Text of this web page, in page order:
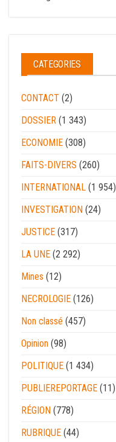
CATEGORIES
CONTACT (2)
DOSSIER (1 343)
ECONOMIE (308)
FAITS-DIVERS (260)
INTERNATIONAL (1 954)
INVESTIGATION (24)
JUSTICE (317)
LA UNE (2 292)
Mines (12)
NECROLOGIE (126)
Non classé (457)
Opinion (98)
POLITIQUE (1 434)
PUBLIEREPORTAGE (11)
RÉGION (778)
RUBRIQUE (44)